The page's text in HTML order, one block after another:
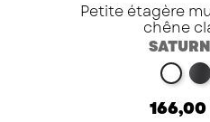
Petite étagère
chêne